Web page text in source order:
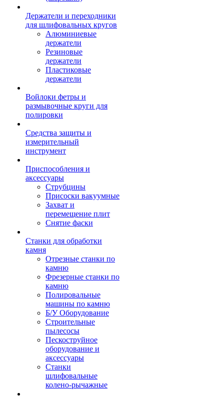
Держатели и переходники
для шлифовальных кругов
Алюминиевые
держатели
Резиновые
держатели
Пластиковые
держатели
Войлоки фетры и
размывочные круги для
полировки
Средства защиты и
измерительный
инструмент
Приспособления и
аксессуары
Струбцины
Присоски вакуумные
Захват и
перемещение плит
Снятие фаски
Станки для обработки
камня
Отрезные станки по
камню
Фрезерные станки по
камню
Полировальные
машины по камню
Б/У Оборудование
Строительные
пылесосы
Пескоструйное
оборудование и
аксессуары
Станки
шлифовальные
колено-рычажные